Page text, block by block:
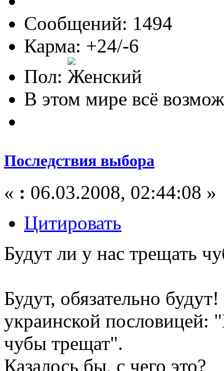
Сообщений: 1494
Карма: +24/-6
Пол:
В этом мире всё
Последствия выбора
« : 06.03.2008, 02:44:08 »
Цитировать
Будут ли у нас трещать
Будут, обязательно
украинской пословицей:
чубы трещат".
Казалось бы, с чего это?